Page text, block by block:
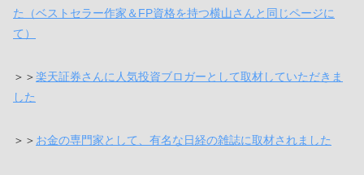
た（ベストセラー作家＆FP資格を持つ横山さんと同じページに
て）
＞＞楽天証券さんに人気投資ブロガーとして取材していただきま
した
＞＞ お金の専門家として、有名な日経の雑誌に取材されました